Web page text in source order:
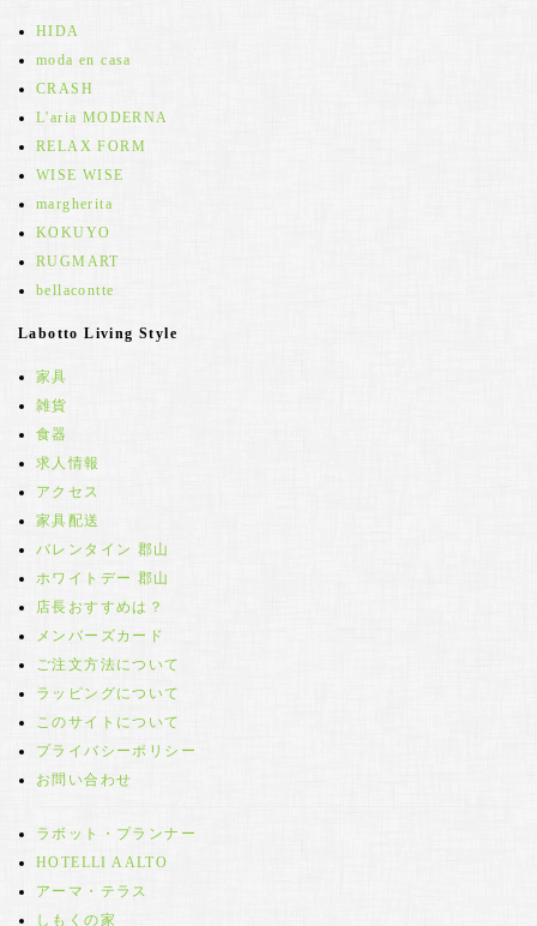
HIDA
moda en casa
CRASH
L'aria MODERNA
RELAX FORM
WISE WISE
margherita
KOKUYO
RUGMART
bellacontte
Labotto Living Style
家具
雑貨
食器
求人情報
アクセス
家具配送
バレンタイン 郡山
ホワイトデー 郡山
店長おすすめは？
メンバーズカード
ご注文方法について
ラッピングについて
このサイトについて
プライバシーポリシー
お問い合わせ
ラボット・プランナー
HOTELLI AALTO
アーマ・テラス
しもくの家